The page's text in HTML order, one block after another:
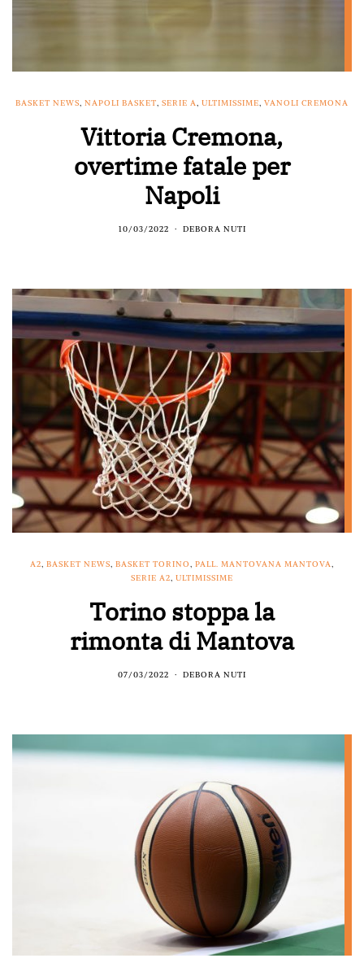
BASKET NEWS, NAPOLI BASKET, SERIE A, ULTIMISSIME, VANOLI CREMONA
Vittoria Cremona,
overtime fatale per
Napoli
10/03/2022 DEBORA NUTI
A2, BASKET NEWS, BASKET TORINO, PALL. MANTOVANA MANTOVA,
SERIE A2, ULTIMISSIME
Torino stoppa la
rimonta di Mantova
07/03/2022 DEBORA NUTI